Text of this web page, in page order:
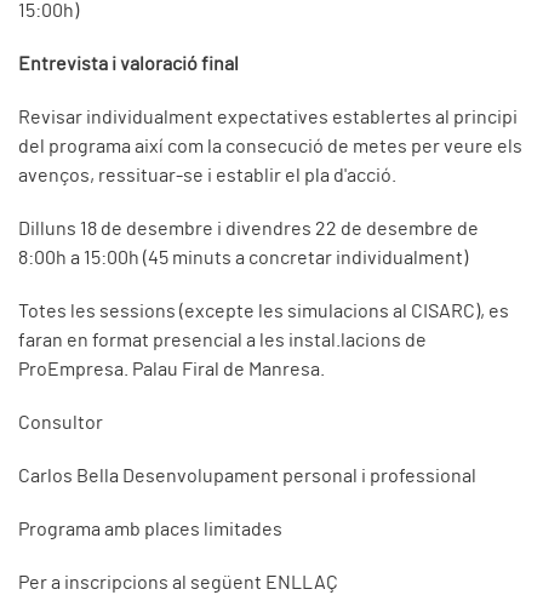
15:00h)
Entrevista i valoració final
Revisar individualment expectatives establertes al principi
del programa així com la consecució de metes per veure els
avenços, ressituar-se i establir el pla d'acció.
Dilluns 18 de desembre i divendres 22 de desembre de
8:00h a 15:00h (45 minuts a concretar individualment)
Totes les sessions (excepte les simulacions al CISARC), es
faran en format presencial a les instal.lacions de
ProEmpresa. Palau Firal de Manresa.
Consultor
Carlos Bella Desenvolupament personal i professional
Programa amb places limitades
Per a inscripcions al següent ENLLAÇ